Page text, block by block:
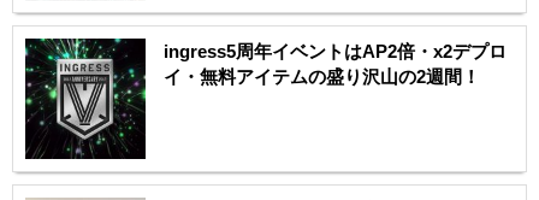
ingress5周年イベントはAP2倍・x2デプロ
イ・無料アイテムの盛り沢山の2週間！